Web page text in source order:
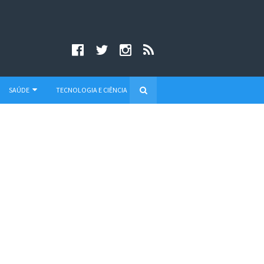
SAÚDE TECNOLOGIA E CIÊNCIA